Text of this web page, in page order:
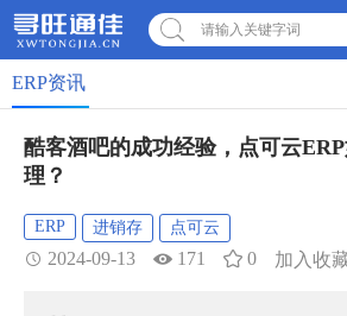
请输入关键字词
ERP资讯
酷客酒吧的成功经验，点可云
理？
ERP 进销存 点可云
2024-09-13 171 0 加入收